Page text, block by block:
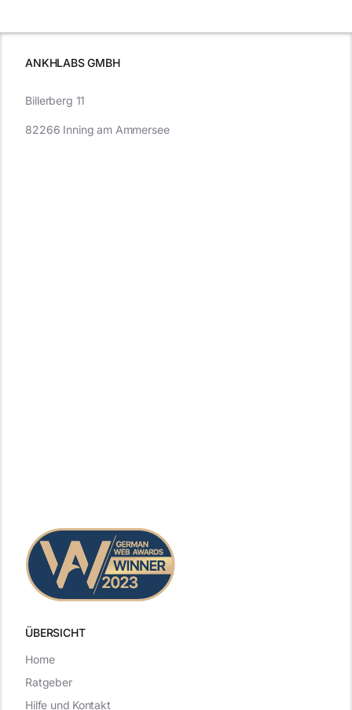
müssen
ANKHLABS GMBH
ÜBERSICHT
Billerberg 11
82266 Inning am Ammersee
Home
Ratgeber
Hilfe und Kontakt